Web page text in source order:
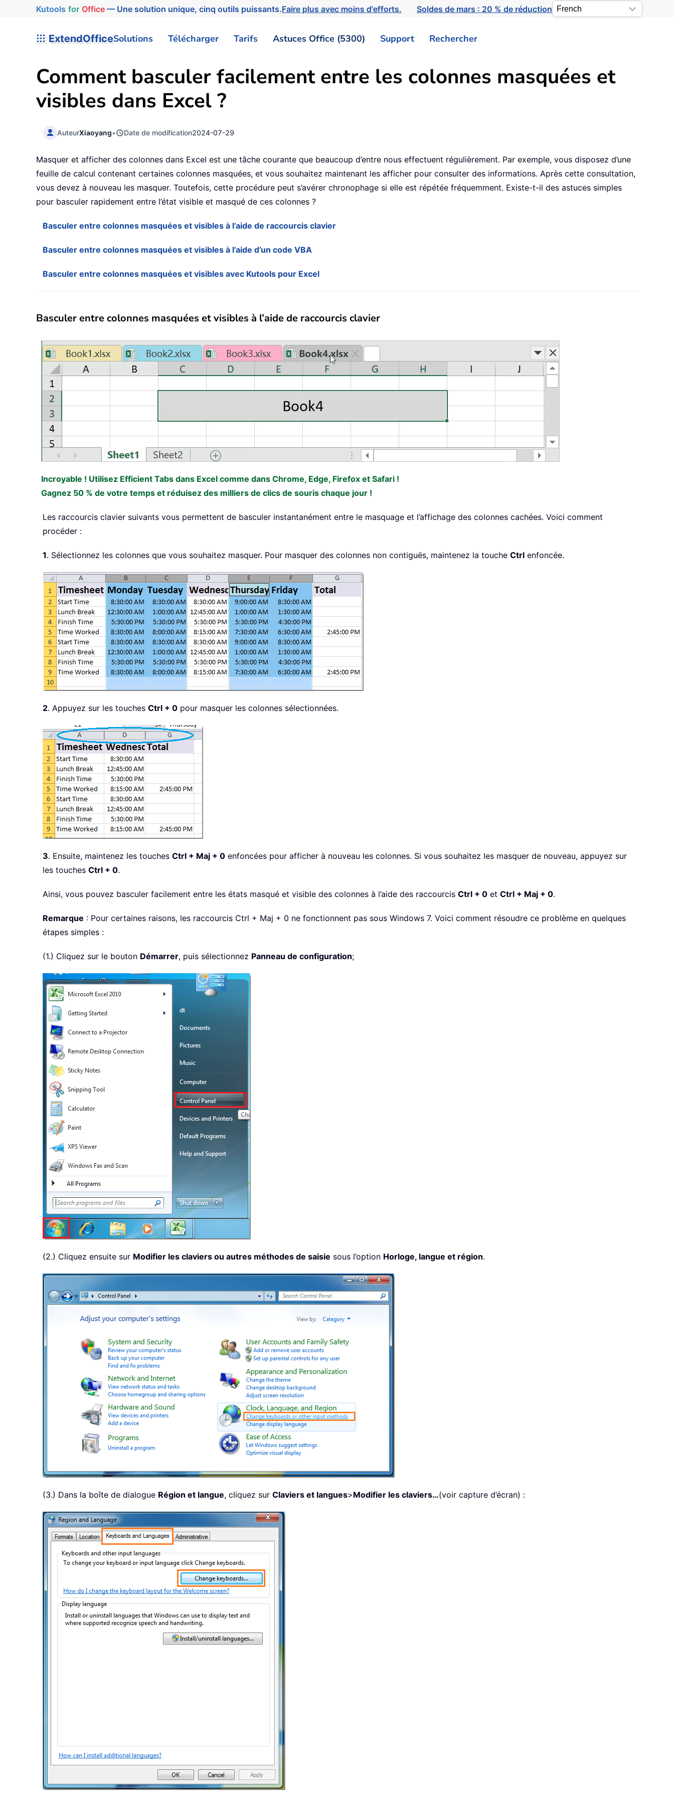
Kutools for Office— Une solution unique, cinq outils puissants.Faire plus avec moins d'efforts. Soldes de mars : 20 % de réduction
ExtendOfficeSolutions Télécharger Tarifs Astuces Office (5300) Support Rechercher
Comment basculer facilement entre les colonnes masquées et
visibles dans Excel ?
AuteurXiaoyang• Date de modification2024-07-29
Masquer et afficher des colonnes dans Excel est une tâche courante que beaucoup d’entre nous effectuent régulièrement. Par exemple, vous disposez d’une
feuille de calcul contenant certaines colonnes masquées, et vous souhaitez maintenant les afficher pour consulter des informations. Après cette consultation,
vous devez à nouveau les masquer. Toutefois, cette procédure peut s’avérer chronophage si elle est répétée fréquemment. Existe-t-il des astuces simples
pour basculer rapidement entre l’état visible et masqué de ces colonnes ?
Basculer entre colonnes masquées et visibles à l’aide de raccourcis clavier
Basculer entre colonnes masquées et visibles à l’aide d’un code VBA
Basculer entre colonnes masquées et visibles avec Kutools pour Excel
Basculer entre colonnes masquées et visibles à l’aide de raccourcis clavier
Incroyable ! Utilisez Efficient Tabs dans Excel comme dans Chrome, Edge, Firefox et Safari !
Gagnez 50 % de votre temps et réduisez des milliers de clics de souris chaque jour !
Les raccourcis clavier suivants vous permettent de basculer instantanément entre le masquage et l’affichage des colonnes cachées. Voici comment
procéder :
1. Sélectionnez les colonnes que vous souhaitez masquer. Pour masquer des colonnes non contiguës, maintenez la touche Ctrl enfoncée.
2. Appuyez sur les touches Ctrl + 0 pour masquer les colonnes sélectionnées.
3. Ensuite, maintenez les touches Ctrl + Maj + 0 enfoncées pour afficher à nouveau les colonnes. Si vous souhaitez les masquer de nouveau, appuyez sur
les touches Ctrl + 0.
Ainsi, vous pouvez basculer facilement entre les états masqué et visible des colonnes à l’aide des raccourcis Ctrl + 0 et Ctrl + Maj + 0.
Remarque : Pour certaines raisons, les raccourcis Ctrl + Maj + 0 ne fonctionnent pas sous Windows 7. Voici comment résoudre ce problème en quelques
étapes simples :
(1.) Cliquez sur le bouton Démarrer, puis sélectionnez Panneau de configuration;
(2.) Cliquez ensuite sur Modifier les claviers ou autres méthodes de saisie sous l’option Horloge, langue et région.
(3.) Dans la boîte de dialogue Région et langue, cliquez sur Claviers et langues>Modifier les claviers…(voir capture d’écran) :